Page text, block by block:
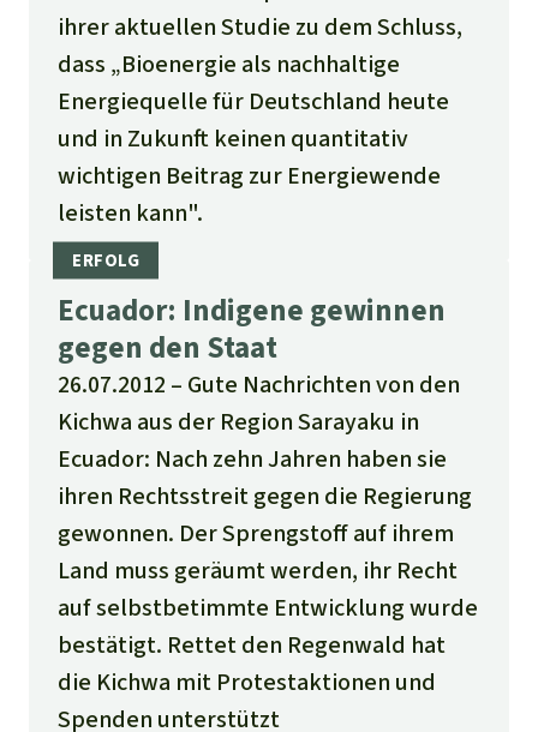
ihrer aktuellen Studie zu dem Schluss,
dass „Bioenergie als nachhaltige
Energiequelle für Deutschland heute
und in Zukunft keinen quantitativ
wichtigen Beitrag zur Energiewende
leisten kann".
Ecuador: Indigene gewinnen
gegen den Staat
26.07.2012
Gute Nachrichten von den
Kichwa aus der Region Sarayaku in
Ecuador: Nach zehn Jahren haben sie
ihren Rechtsstreit gegen die Regierung
gewonnen. Der Sprengstoff auf ihrem
Land muss geräumt werden, ihr Recht
auf selbstbetimmte Entwicklung wurde
bestätigt. Rettet den Regenwald hat
die Kichwa mit Protestaktionen und
Spenden unterstützt